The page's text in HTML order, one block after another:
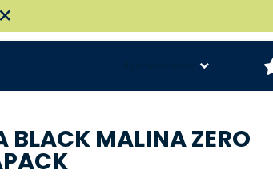
BLACK MALINA ZERO